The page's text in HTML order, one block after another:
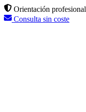
Orientación profesional
Consulta sin coste